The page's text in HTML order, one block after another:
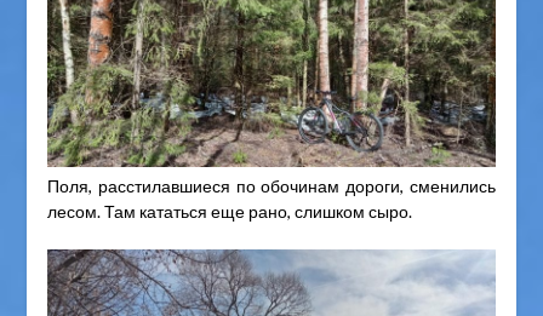
Поля, расстилавшиеся по обочинам дороги, сменились
лесом. Там кататься еще рано, слишком сыро.